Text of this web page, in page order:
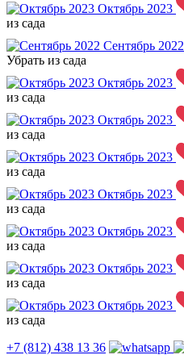
Октябрь 2023
из сада
Сентябрь 2022
Убрать из сада
Октябрь 2023
из сада
Октябрь 2023
из сада
Октябрь 2023
из сада
Октябрь 2023
из сада
Октябрь 2023
из сада
Октябрь 2023
из сада
Октябрь 2023
из сада
+7 (812) 438 13 36